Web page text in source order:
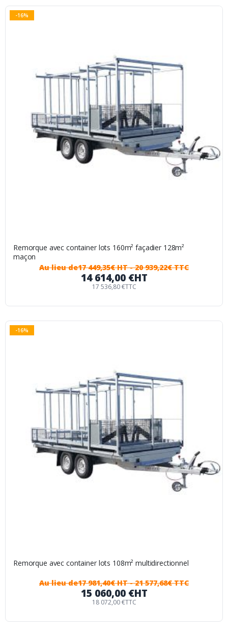
-16%
Remorque avec container lots 160m² façadier 128m²
maçon
Au lieu de17 449,35€ HT- 20 939,22€ TTC
14 614,00 €HT
17 536,80 €TTC
-16%
Remorque avec container lots 108m² multidirectionnel
Au lieu de17 981,40€ HT- 21 577,68€ TTC
15 060,00 €HT
18 072,00 €TTC